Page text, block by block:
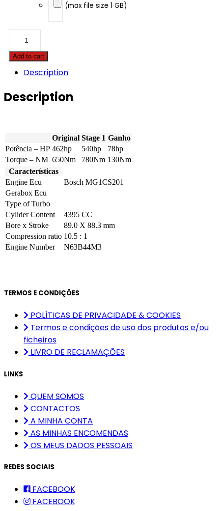
(max file size 1 GB)
X5
-
xDrive50i
462hp
Add to cart
Description
Description
Original Stage 1 Ganho
Potência – HP 462hp 540hp
78hp
Torque – NM 650Nm 780Nm 130Nm
Características
Engine Ecu
Bosch MG1CS201
Gerabox Ecu
Type of Turbo
Cylider Content
4395 CC
Bore x Stroke
89.0 X 88.3 mm
Compression ratio 10.5 : 1
Engine Number
N63B44M3
TERMOS E CONDIÇÕES
POLÍTICAS DE PRIVACIDADE & COOKIES
Termos e condições de uso dos produtos e/ou
ficheiros
LIVRO DE RECLAMAÇÕES
LINKS
QUEM SOMOS
CONTACTOS
A MINHA CONTA
AS MINHAS ENCOMENDAS
OS MEUS DADOS PESSOAIS
REDES SOCIAIS
FACEBOOK
FACEBOOK